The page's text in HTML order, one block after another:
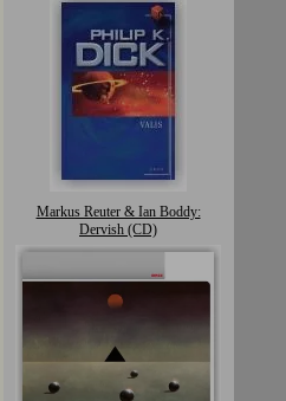
Markus Reuter & Ian Boddy:
Dervish (CD)